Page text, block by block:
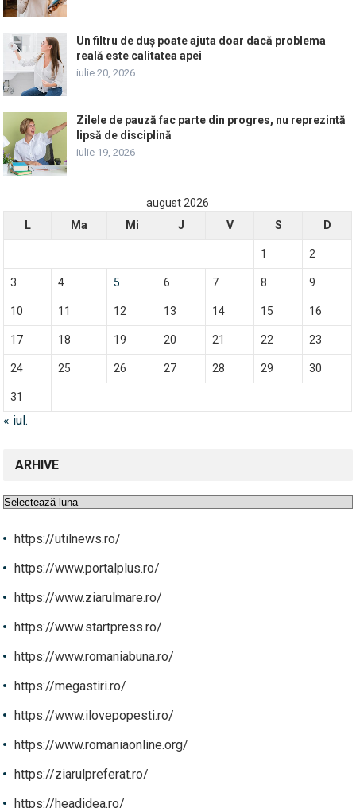
Un filtru de duș poate ajuta doar dacă problema
reală este calitatea apei
iulie 20, 2026
Zilele de pauză fac parte din progres, nu reprezintă
lipsă de disciplină
iulie 19, 2026
august 2026
L
Ma Mi J V S D
1 2
3 4 5 6 7 8 9
10 11 12 13 14 15 16
17 18 19 20 21 22 23
24 25 26 27 28 29 30
31
« iul.
ARHIVE
Arhive
https://utilnews.ro/
https://www.portalplus.ro/
https://www.ziarulmare.ro/
https://www.startpress.ro/
https://www.romaniabuna.ro/
https://megastiri.ro/
https://www.ilovepopesti.ro/
https://www.romaniaonline.org/
https://ziarulpreferat.ro/
https://headidea.ro/